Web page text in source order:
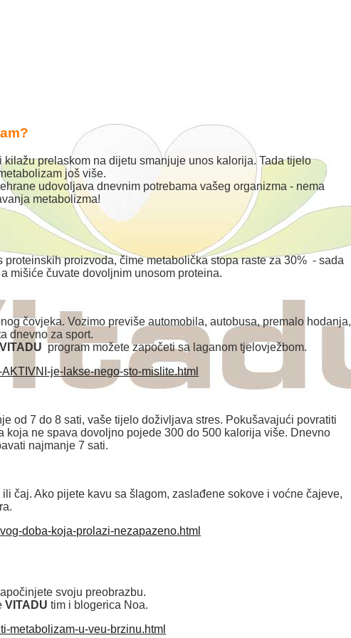
prelaskom na dijetu smanjuje unos kalorija. Tada tijelo
još više.
udovoljava dnevnim potrebama vašeg organizma - nema
metabolizma!
proteinskih proizvoda, čime metabolička stopa raste za 30% - sada
mišiće čuvate dovoljnim unosom proteina.
čovjeka. Vozimo previše automobila, autobusa, premalo hodanja,
dnevno za sport.
VITADUprogram možete započeti sa laganom tjelovježbom.
je-lakse-nego-sto-mislite.html
od 7 do 8 sati, vaše tijelo doživljava stres. Pokušavajući povratiti
koja ne spava dovoljno pojede 300 do 500 kalorija više. Dnevno
najmanje 7 sati.
čaj. Ako pijete kavu sa šlagom, zaslađene sokove i voćne čajeve,
doba-koja-prolazi-nezapazeno.html
svoju preobrazbu.
VITADU tim i blogerica Noa.
metabolizam-u-veu-brzinu.html